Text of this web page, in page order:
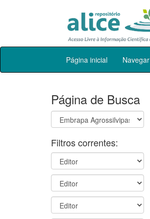
Skip
Página inicial Navegar
Página de Busca
Filtros correntes: